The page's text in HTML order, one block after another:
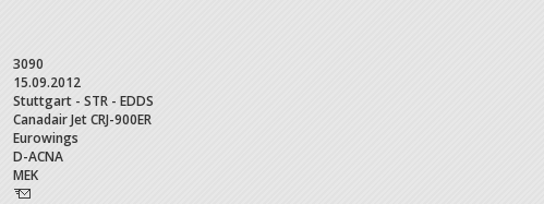
3090
15.09.2012
Stuttgart - STR - EDDS
Canadair JetCRJ-900ER
Eurowings
D-ACNA
MEK